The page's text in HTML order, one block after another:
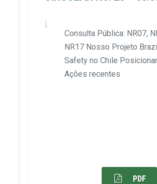
Consulta Pública: NR07,
NR17 Nosso Projeto
Safety no Chile
Ações recentes
PDF